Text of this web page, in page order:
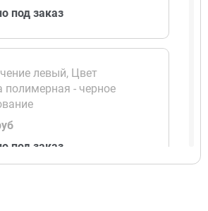
под заказ
левый, Цвет
полимерная - черное
под заказ